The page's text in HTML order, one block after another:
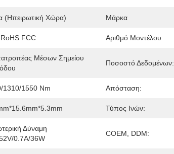
(ηπειρωτική Χώρα) Μάρκα
FCC Αριθμό Μοντέλου
Μέσων Σημείου
Ποσοστό Δεδομένων:
1310/1550 Nm Απόσταση:
Τύπος Ινών:
Δύναμη
0.7A/36W
COEM, DDM: